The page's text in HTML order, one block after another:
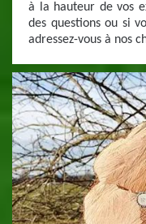
à la hauteur de vos
des questions ou si
adressez-vous à nos